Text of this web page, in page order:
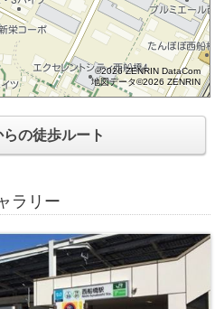
©2026 ZENRIN DataCom
地図データ©2026 ZENRIN
の徒歩ルート
ラリー